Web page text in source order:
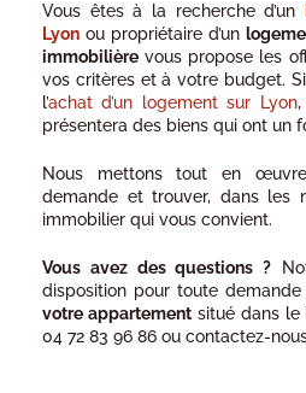
Vous êtes à la recherche d’un
Lyon ou propriétaire d’un
immobilière vous propose les
vos critères et à votre budget.
l’achat d’un logement sur Lyon,
présentera des biens qui ont un
Nous mettons tout en
demande et trouver, dans les
immobilier qui vous convient.
Vous avez des questions ?
disposition pour toute
votre appartementsitué dans le
04 72 83 96 86 ou contactez-